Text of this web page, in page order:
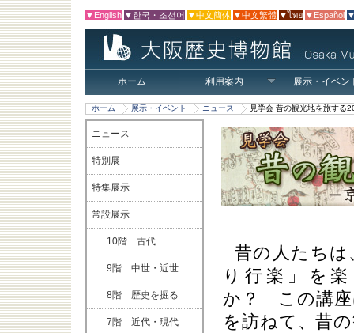
▼English ▼한국・조선어 ▼中文簡体 ▼中文繁體 ▼ไทย ▼Español
ホーム 利用案内 展示・イベン
ホーム 展示・イベント ニュース 見学会 昔の観光地を旅する
ニュース
特別展
特集展示
常設展示
10階 古代
9階 中世・近世
8階 歴史を掘る
7階 近代・現代
昔の人たちは
り行楽」を
か？ この講座
を訪ねて、昔